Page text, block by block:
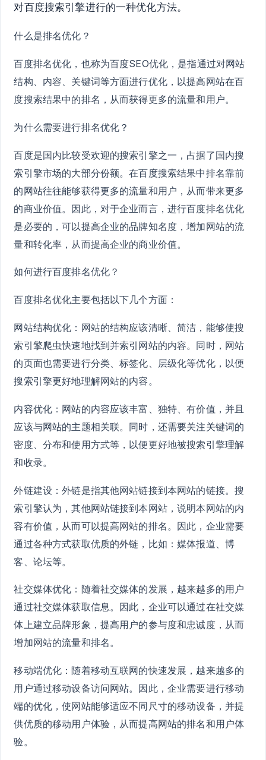
对百度搜索引擎进行的一种优化方法。
什么是排名优化？
百度排名优化，也称为百度SEO优化，是指通过对网站
结构、内容、关键词等方面进行优化，以提高网站在百
度搜索结果中的排名，从而获得更多的流量和用户。
为什么需要进行排名优化？
百度是国内比较受欢迎的搜索引擎之一，占据了国内搜
索引擎市场的大部分份额。在百度搜索结果中排名靠前
的网站往往能够获得更多的流量和用户，从而带来更多
的商业价值。因此，对于企业而言，进行百度排名优化
是必要的，可以提高企业的品牌知名度，增加网站的流
量和转化率，从而提高企业的商业价值。
如何进行百度排名优化？
百度排名优化主要包括以下几个方面：
网站结构优化：网站的结构应该清晰、简洁，能够使搜
索引擎爬虫快速地找到并索引网站的内容。同时，网站
的页面也需要进行分类、标签化、层级化等优化，以便
搜索引擎更好地理解网站的内容。
内容优化：网站的内容应该丰富、独特、有价值，并且
应该与网站的主题相关联。同时，还需要关注关键词的
密度、分布和使用方式等，以便更好地被搜索引擎理解
和收录。
外链建设：外链是指其他网站链接到本网站的链接。搜
索引擎认为，其他网站链接到本网站，说明本网站的内
容有价值，从而可以提高网站的排名。因此，企业需要
通过各种方式获取优质的外链，比如：媒体报道、博
客、论坛等。
社交媒体优化：随着社交媒体的发展，越来越多的用户
通过社交媒体获取信息。因此，企业可以通过在社交媒
体上建立品牌形象，提高用户的参与度和忠诚度，从而
增加网站的流量和排名。
移动端优化：随着移动互联网的快速发展，越来越多的
用户通过移动设备访问网站。因此，企业需要进行移动
端的优化，使网站能够适应不同尺寸的移动设备，并提
供优质的移动用户体验，从而提高网站的排名和用户体
验。